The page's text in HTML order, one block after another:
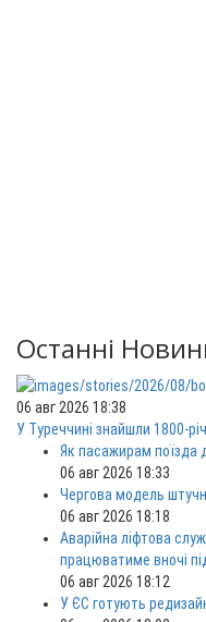
Останні
06 авг 2026 18:38
У Туреччині знайшли 1800-
Як пасажирам поїзда
06 авг 2026 18:33
Чергова модель
06 авг 2026 18:18
Аварійна ліфтова
працюватиме вночі
06 авг 2026 18:12
У ЄС готують